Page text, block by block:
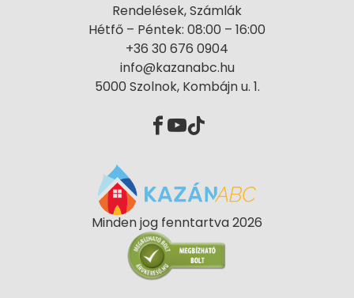
Rendelések, Számlák
Hétfő – Péntek: 08:00 – 16:00
+36 30 676 0904
info@kazanabc.hu
5000 Szolnok, Kombájn u. 1.
Minden jog fenntartva 2026